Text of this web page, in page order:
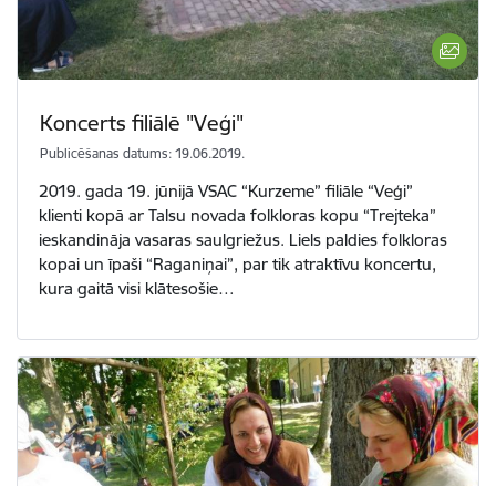
Koncerts filiālē "Veģi"
Publicēšanas datums: 19.06.2019.
2019. gada 19. jūnijā VSAC “Kurzeme” filiāle “Veģi”
klienti kopā ar Talsu novada folkloras kopu “Trejteka”
ieskandināja vasaras saulgriežus. Liels paldies folkloras
kopai un īpaši “Raganiņai”, par tik atraktīvu koncertu,
kura gaitā visi klātesošie…